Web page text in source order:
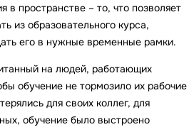
пространстве – то, что позволяет
из образовательного курса,
его в нужные временные рамки.
на людей, работающих
обучение не тормозило их рабочие
для своих коллег, для
обучение было выстроено